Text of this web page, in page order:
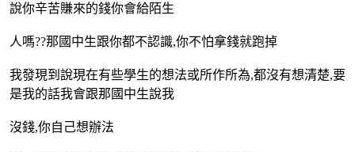
說你辛苦賺來的錢你會給陌生
人嗎??那國中生跟你都不認識,你不怕拿錢就跑掉
我發現到說現在有些學生的想法或所作所為,都沒有想清楚,要
是我的話我會跟那國中生說我
沒錢,你自己想辦法